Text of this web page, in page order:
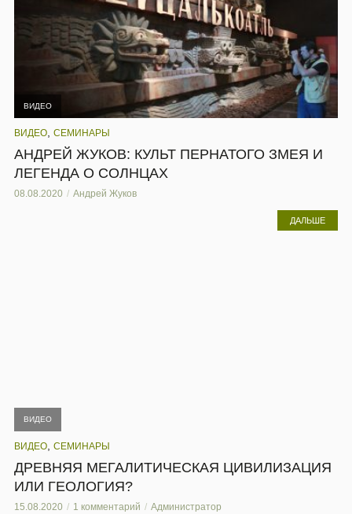
ВИДЕО
ВИДЕО СЕМИНАРЫ
АНДРЕЙ ЖУКОВ: КУЛЬТ ПЕРНАТОГО ЗМЕЯ И
ЛЕГЕНДА О СОЛНЦАХ
08.08.2020 Андрей Жуков
ДАЛЬШЕ
ВИДЕО
ВИДЕО СЕМИНАРЫ
ДРЕВНЯЯ МЕГАЛИТИЧЕСКАЯ ЦИВИЛИЗАЦИЯ
ИЛИ ГЕОЛОГИЯ?
15.08.2020 1 комментарий Администратор